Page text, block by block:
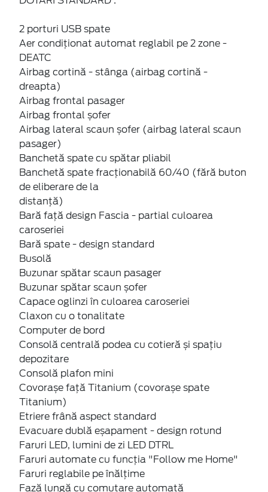
2 porturi USB spate
Aer condiționat automat reglabil pe 2 zone -
DEATC
Airbag cortină - stânga (airbag cortină -
dreapta)
Airbag frontal pasager
Airbag frontal șofer
Airbag lateral scaun șofer (airbag lateral scaun
pasager)
Banchetă spate cu spătar pliabil
Banchetă spate fracționabilă 60/40 (fără buton
de eliberare de la
distanță)
Bară față design Fascia - partial culoarea
caroseriei
Bară spate - design standard
Busolă
Buzunar spătar scaun pasager
Buzunar spătar scaun șofer
Capace oglinzi în culoarea caroseriei
Claxon cu o tonalitate
Computer de bord
Consolă centrală podea cu cotieră și spațiu
depozitare
Consolă plafon mini
Covorașe față Titanium (covorașe spate
Titanium)
Etriere frână aspect standard
Evacuare dublă eșapament - design rotund
Faruri LED, lumini de zi LED DTRL
Faruri automate cu funcția "Follow me Home"
Faruri reglabile pe înălțime
Fază lungă cu comutare automată